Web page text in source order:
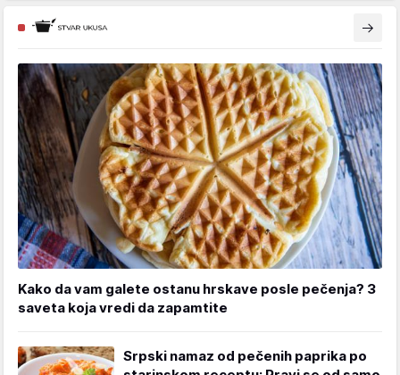
Kako da vam galete ostanu hrskave posle pečenja? 3
saveta koja vredi da zapamtite
Srpski namaz od pečenih paprika po